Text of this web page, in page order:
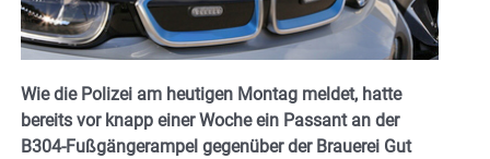
Wie die Polizei am heutigen Montag meldet, hatte
bereits vor knapp einer Woche ein Passant an der
B304-Fußgängerampel gegenüber der Brauerei Gut